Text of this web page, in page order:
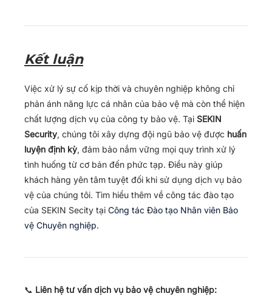
Kết luận
Việc xử lý sự cố kịp thời và chuyên nghiệp không chỉ
phản ánh năng lực cá nhân của bảo vệ mà còn thể hiện
chất lượng dịch vụ của công ty bảo vệ. Tại SEKIN
Security, chúng tôi xây dựng đội ngũ bảo vệ được huấn
luyện định kỳ, đảm bảo nắm vững mọi quy trình xử lý
tình huống từ cơ bản đến phức tạp. Điều này giúp
khách hàng yên tâm tuyệt đối khi sử dụng dịch vụ bảo
vệ của chúng tôi. Tìm hiểu thêm về công tác đào tạo
của SEKIN Secity tại Công tác Đào tạo Nhân viên Bảo
vệ Chuyên nghiệp.
📞 Liên hệ tư vấn dịch vụ bảo vệ chuyên nghiệp: